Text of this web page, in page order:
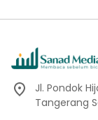
Jl. Pondok
Tangerang